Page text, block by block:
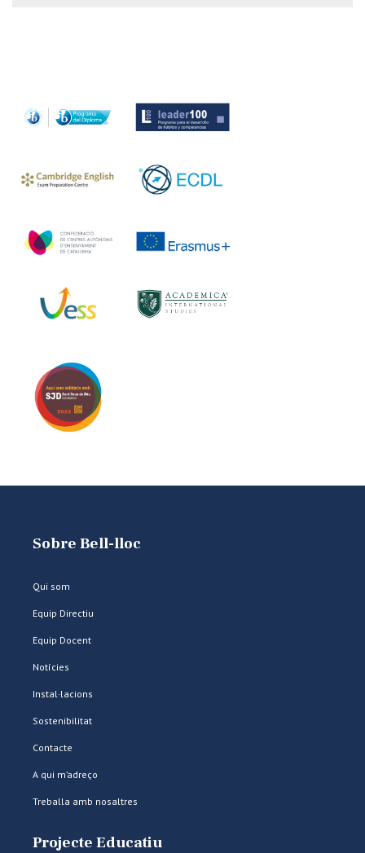
Sobre Bell-lloc
Qui som
Equip Directiu
Equip Docent
Notícies
Instal·lacions
Sostenibilitat
Contacte
A qui m’adreço
Treballa amb nosaltres
Projecte Educatiu